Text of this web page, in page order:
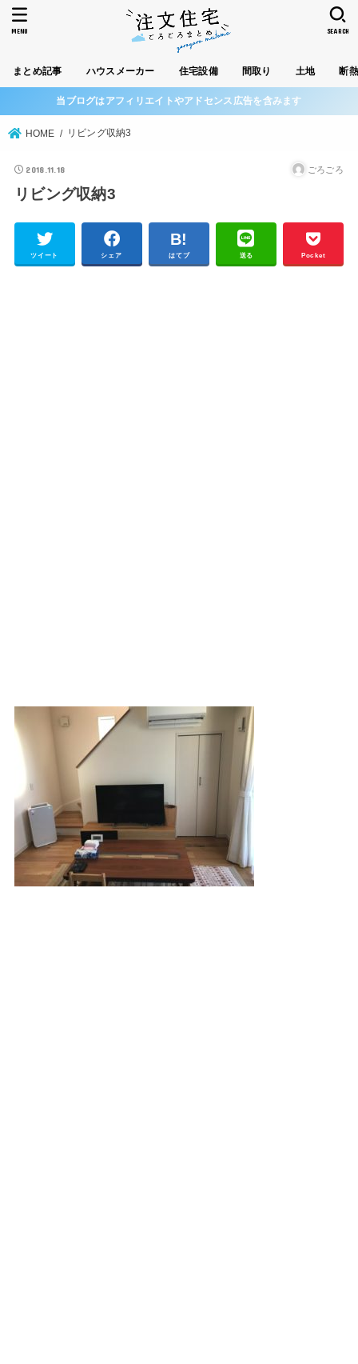
まとめ記事 ハウスメーカー 住宅設備 間取り 土地 断
SEARCH
MENU
当ブログはアフィリエイトやアドセンス広告を含みます
HOME リビング収納3
2018.11.18 ごろごろ
リビング収納3
ツイート シェア はてブ 送る Pocket